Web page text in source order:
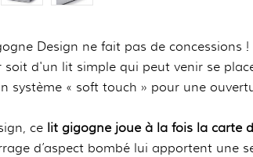
Design ne fait pas de concessions
soit d'un lit simple qui peut venir se
système « soft touch » pour une
ce lit gigogne joue à la fois la carte
d’aspect bombé lui apportent une